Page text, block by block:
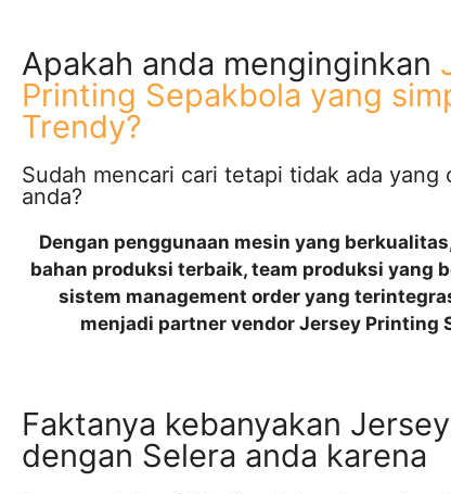
Apakah anda menginginkan
Printing Sepakbola yang
Trendy?
Sudah mencari cari tetapi tidak ada yang
anda?
Dengan penggunaan mesin yang
bahan produksi terbaik, team produksi yang
sistem management order yang
menjadi partner vendor Jersey Printing
Faktanya kebanyakan
dengan Selera anda karena